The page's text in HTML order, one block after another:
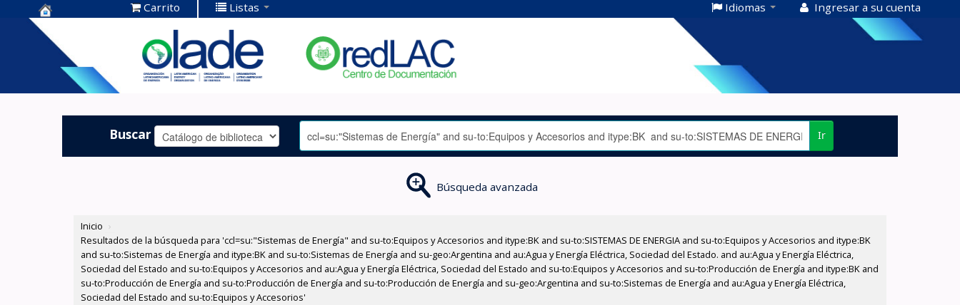
Centro de
Documentación
OLADE -
Carrito Listas Idiomas Ingresar a su cuenta
Buscar Ir
Búsqueda avanzada
Inicio ›
Resultados de la búsqueda para 'ccl=su:"Sistemas de Energía" and su-to:Equipos y Accesorios and itype:BK and su-to:SISTEMAS DE ENERGIA and su-to:Equipos y Accesorios and itype:BK
and su-to:Sistemas de Energía and itype:BK and su-to:Sistemas de Energía and su-geo:Argentina and au:Agua y Energía Eléctrica, Sociedad del Estado. and au:Agua y Energía Eléctrica,
Sociedad del Estado and su-to:Equipos y Accesorios and au:Agua y Energía Eléctrica, Sociedad del Estado and su-to:Equipos y Accesorios and su-to:Producción de Energía and itype:BK and
su-to:Producción de Energía and su-to:Producción de Energía and su-to:Producción de Energía and su-geo:Argentina and su-to:Sistemas de Energía and au:Agua y Energía Eléctrica,
Sociedad del Estado and su-to:Equipos y Accesorios'